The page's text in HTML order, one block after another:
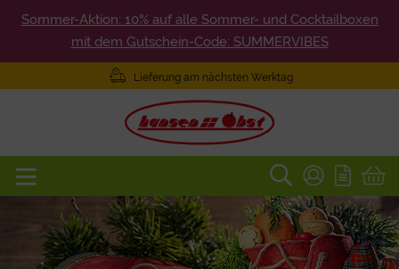
Sommer-Aktion: 10% auf alle Sommer- und Cocktailboxen
mit dem Gutschein-Code: SUMMERVIBES
Lieferung am nächsten Werktag